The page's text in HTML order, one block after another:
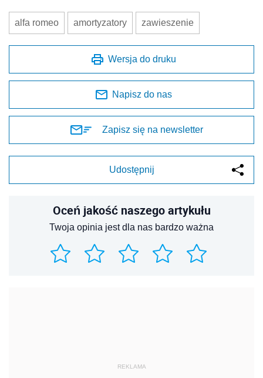
alfa romeo amortyzatory zawieszenie
Wersja do druku
Napisz do nas
Zapisz się na newsletter
Udostępnij
Oceń jakość naszego artykułu
Twoja opinia jest dla nas bardzo ważna
REKLAMA